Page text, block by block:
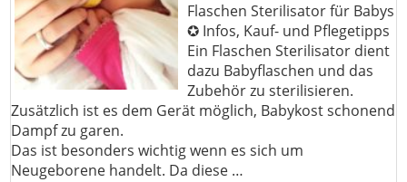
Flaschen Sterilisator für Babys
✪ Infos, Kauf- und Pflegetipps
Ein Flaschen Sterilisator dient
dazu Babyflaschen und das
Zubehör zu sterilisieren.
Zusätzlich ist es dem Gerät möglich, Babykost schonend
Dampf zu garen.
Das ist besonders wichtig wenn es sich um
Neugeborene handelt. Da diese …